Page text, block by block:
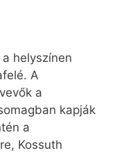
helyszínen
A
a
kapják
a
Kossuth